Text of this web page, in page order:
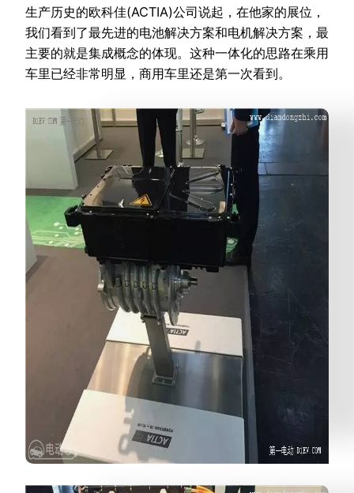
生产历史的欧科佳(ACTIA)公司说起，在他家的展位，
我们看到了最先进的电池解决方案和电机解决方案，最
主要的就是集成概念的体现。这种一体化的思路在乘用
车里已经非常明显，商用车里还是第一次看到。